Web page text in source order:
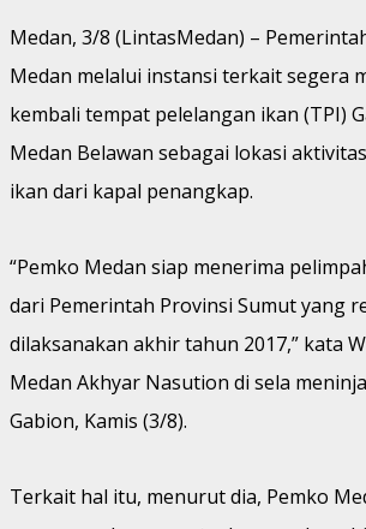
Medan, 3/8 (LintasMedan) –
Medan melalui instansi terkait segera
kembali tempat pelelangan ikan (TPI)
Medan Belawan sebagai lokasi
ikan dari kapal penangkap.
“Pemko Medan siap menerima
dari Pemerintah Provinsi Sumut yang
dilaksanakan akhir tahun 2017,” kata
Medan Akhyar Nasution di sela
Gabion, Kamis (3/8).
Terkait hal itu, menurut dia, Pemko